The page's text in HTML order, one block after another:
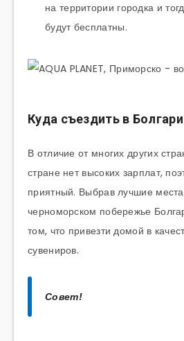
на территории городка и
будут бесплатны.
Куда съездить в
В отличие от многих других
стране нет высоких зарплат,
приятный. Выбрав лучшие
черноморском побережье
том, что привезти домой в
сувениров.
Совет!